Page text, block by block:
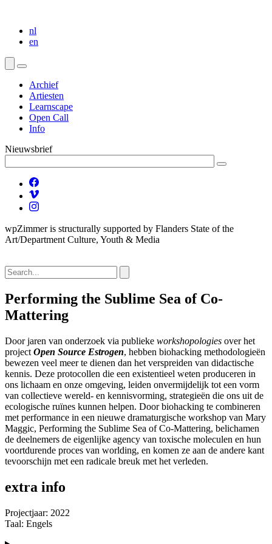
nl
en
Archief
Artiesten
Learnscape
Open Call
Info
Nieuwsbrief
wpZimmer is structurally supported by Flanders State of the
Art/Department Culture, Youth & Media
Performing the Sublime Sea of Co-
Mattering
Door jaren van onderzoek via publieke workshopologies over het
project Open Source Estrogen, hebben biohacking methodologieën
bewezen veel meer te dienen dan het verspreiden van didactische
kennis. Deze protocollen die een existentieel weten produceren in
ons lichaam en onze omgeving, leiden onvermijdelijk tot een vorm
van collectieve wereld- en kennisvorming, strategieën die ons uit de
ecologische ruïnes kunnen helpen. Door biohacking te combineren
met performance in een nieuwe dramaturgische workshop van Mary
Maggic, Performing the Sublime Sea of Co-Mattering, belichamen
de deelnemers de eigenlijke agency van toxische moleculen en hun
voortdurende proces van worlding, en komen ze aan de andere kant
tevoorschijn met een radicale breuk met het verleden.
extra info
Projectjaar: 2022
Taal: Engels